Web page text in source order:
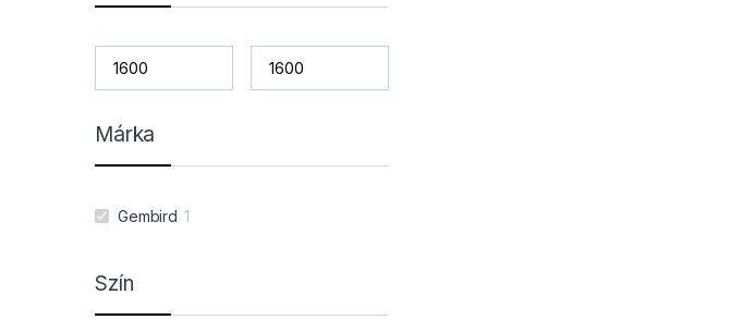
Márka
Gembird 1
Szín